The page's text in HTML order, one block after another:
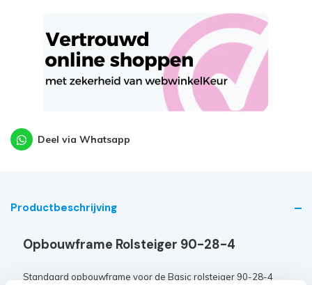
Deel via Whatsapp
Productbeschrijving
Opbouwframe Rolsteiger 90-28-4
Standaard opbouwframe voor de Basic rolsteiger 90-28-4